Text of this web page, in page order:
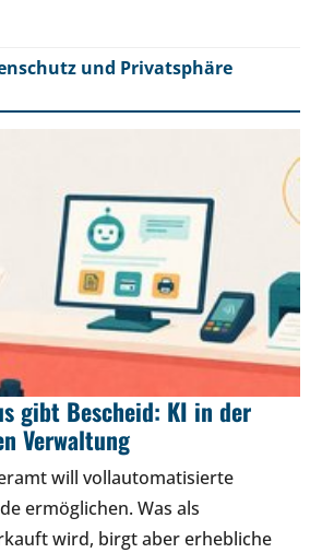
und Privatsphäre
gibt Bescheid: KI in der
Verwaltung
will vollautomatisierte
ermöglichen. Was als
wird, birgt aber erhebliche